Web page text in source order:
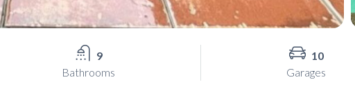
9
Bathrooms
10
Garages